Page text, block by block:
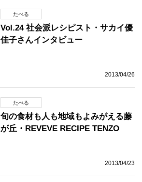
たべる
Vol.24 社会派レシピスト・サカイ優
佳子さんインタビュー
2013/04/26
たべる
旬の食材も人も地域もよみがえる藤
が丘・REVEVE RECIPE TENZO
2013/04/23